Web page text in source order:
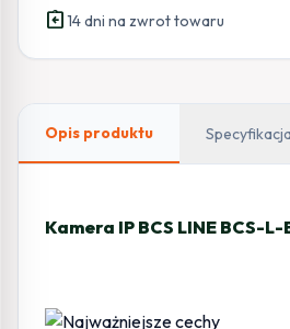
assignment_return14 dni na zwrot towaru
Opis produktu
Kamera IP BCS LINE BCS-L-